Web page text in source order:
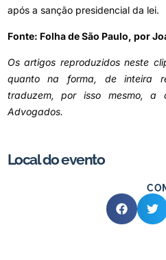
após a sanção presidencial da lei.
Fonte: Folha de São Paulo, por
Os artigos reproduzidos neste
quanto na forma, de inteira
traduzem, por isso mesmo, a
Advogados.
Local do evento